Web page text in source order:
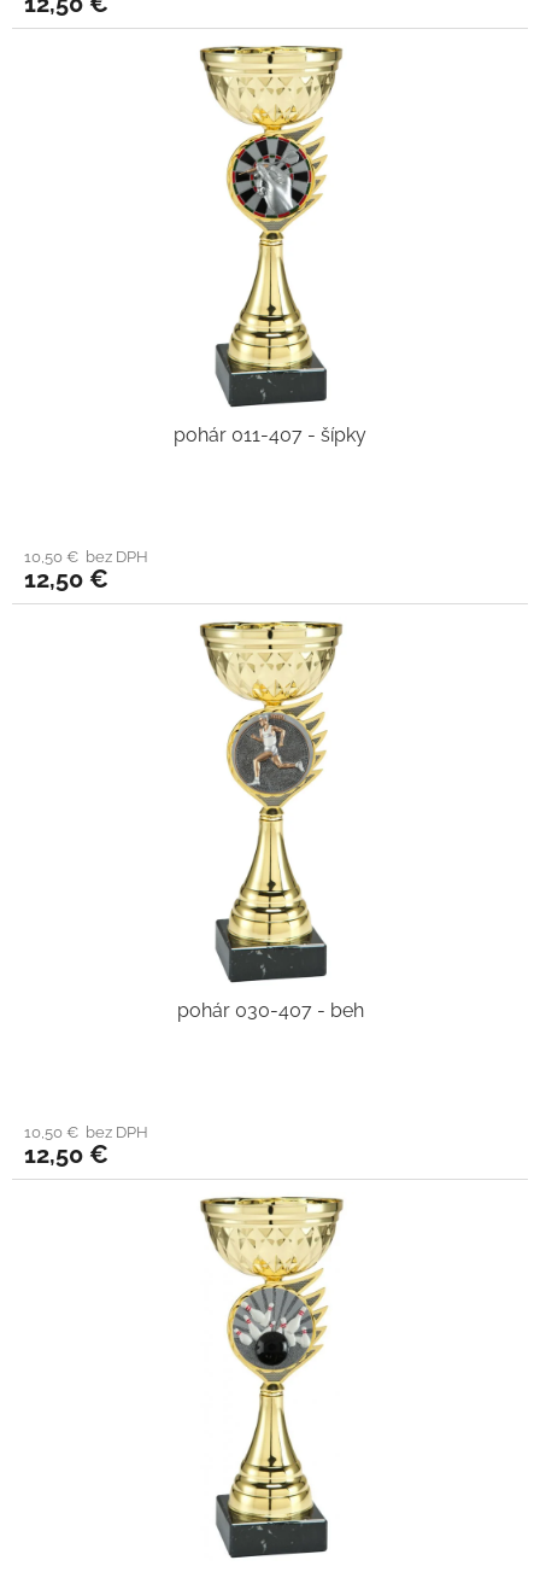
pohár 011-407 - šípky
10,50 € bez DPH
12,50 €
pohár 030-407 - beh
10,50 € bez DPH
12,50 €